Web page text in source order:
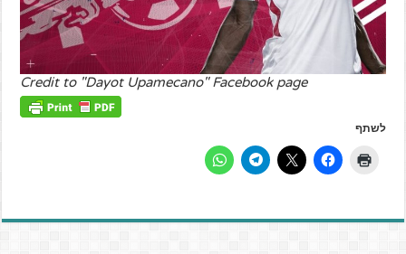
Credit to "Dayot Upamecano" Facebook page
לשתף